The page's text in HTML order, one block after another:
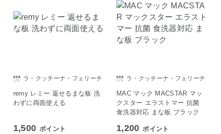
ラ・クッチーナ・フェリーチ
remy レミー 返せるまな板 洗
わずに両面使える
1,500 ポイント
ラ・クッチーナ・フェリーチ
MAC マック MACSTAR マッ
クスター エラストマー 抗菌
食洗器対応 まな板 ブラック
1,200 ポイント